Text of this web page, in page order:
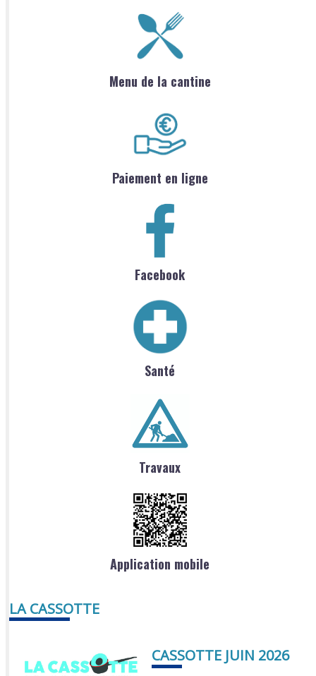
Menu de la cantine
Paiement en ligne
Facebook
Santé
Travaux
Application mobile
LA CASSOTTE
CASSOTTE JUIN 2026